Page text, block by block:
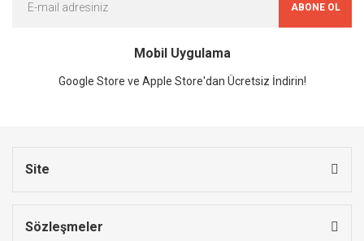
ABONE OL
Mobil Uygulama
Google Store ve Apple Store'dan Ücretsiz İndirin!
Site
Sözleşmeler